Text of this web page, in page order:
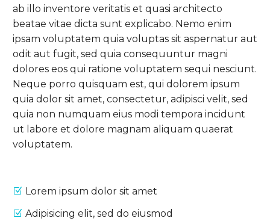
ab illo inventore veritatis et quasi architecto
beatae vitae dicta sunt explicabo. Nemo enim
ipsam voluptatem quia voluptas sit aspernatur aut
odit aut fugit, sed quia consequuntur magni
dolores eos qui ratione voluptatem sequi nesciunt.
Neque porro quisquam est, qui dolorem ipsum
quia dolor sit amet, consectetur, adipisci velit, sed
quia non numquam eius modi tempora incidunt
ut labore et dolore magnam aliquam quaerat
voluptatem.
Lorem ipsum dolor sit amet
Adipisicing elit, sed do eiusmod